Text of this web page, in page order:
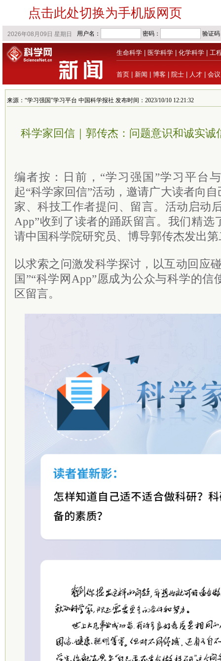
点击此处切换为手机版网页
生命科学 医学科学 化学科学 工
首页 新闻 博客 院士 人才 会议
来源：“学习强国”学习平台 中国科学报社 发布时间：2023/10/10 12:21:32
科学家回信｜郭传杰：问题意识和诚实诚
编者按：日前，“学习强国”学习平台
起“科学家回信”活动，邀请广大读者向
家、科技工作者提问、留言。活动启动
App”收到了读者的踊跃留言。我们精选
请中国科学院研究员、博导郭传杰发出
以求索之问激发科学探讨，以互动回应
国”“科学网App”愿成为公众与科学的
区留言。